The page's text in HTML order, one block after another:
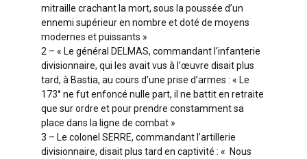
mitraille crachant la mort, sous la poussée d’un
ennemi supérieur en nombre et doté de moyens
modernes et puissants »
2 – « Le général DELMAS, commandant l’infanterie
divisionnaire, qui les avait vus à l’œuvre disait plus
tard, à Bastia, au cours d’une prise d’armes : « Le
173° ne fut enfoncé nulle part, il ne battit en retraite
que sur ordre et pour prendre constamment sa
place dans la ligne de combat »
3 – Le colonel SERRE, commandant l’artillerie
divisionnaire, disait plus tard en captivité : « Nous